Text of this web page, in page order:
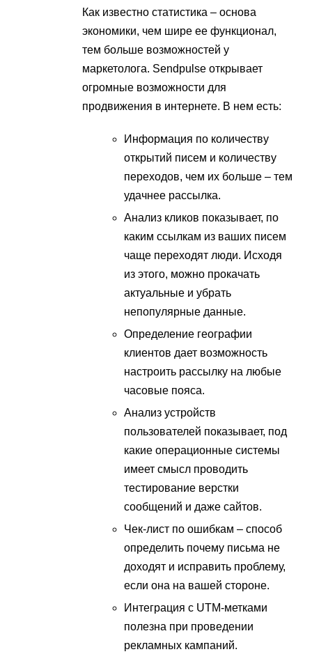
Как известно статистика – основа
экономики, чем шире ее функционал,
тем больше возможностей у
маркетолога. Sendpulse открывает
огромные возможности для
продвижения в интернете. В нем есть:
Информация по количеству
открытий писем и количеству
переходов, чем их больше – тем
удачнее рассылка.
Анализ кликов показывает, по
каким ссылкам из ваших писем
чаще переходят люди. Исходя
из этого, можно прокачать
актуальные и убрать
непопулярные данные.
Определение географии
клиентов дает возможность
настроить рассылку на любые
часовые пояса.
Анализ устройств
пользователей показывает, под
какие операционные системы
имеет смысл проводить
тестирование верстки
сообщений и даже сайтов.
Чек-лист по ошибкам – способ
определить почему письма не
доходят и исправить проблему,
если она на вашей стороне.
Интеграция с UTM-метками
полезна при проведении
рекламных кампаний.